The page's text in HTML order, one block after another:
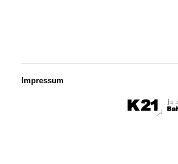
Impressum